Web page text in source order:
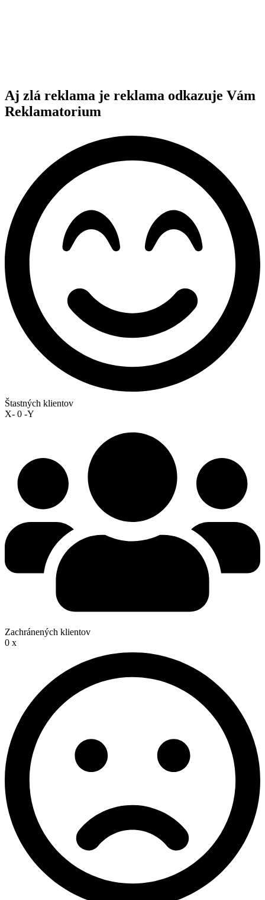
Aj zlá reklama je reklama odkazuje Vám
Reklamatorium
Štastných klientov
X- 0 -Y
Zachránených klientov
0 x